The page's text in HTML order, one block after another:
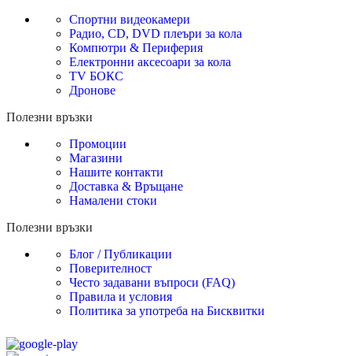
Спортни видеокамери
Радио, CD, DVD плеъри за кола
Компютри & Периферия
Електронни аксесоари за кола
TV БОКС
Дронове
Полезни връзки
Промоции
Магазини
Нашите контакти
Доставка & Връщане
Намалени стоки
Полезни връзки
Блог / Публикации
Поверителност
Често задавани въпроси (FAQ)
Правила и условия
Политика за употреба на Бисквитки